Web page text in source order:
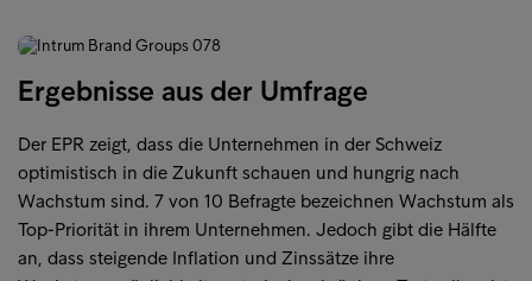
Ergebnisse aus der Umfrage
Der EPR zeigt, dass die Unternehmen in der Schweiz
optimistisch in die Zukunft schauen und hungrig nach
Wachstum sind. 7 von 10 Befragte bezeichnen Wachstum als
Top-Priorität in ihrem Unternehmen. Jedoch gibt die Hälfte
an, dass steigende Inflation und Zinssätze ihre